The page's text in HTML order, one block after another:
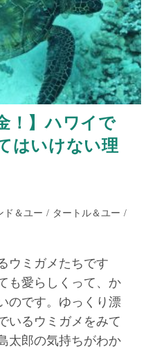
！】ハワイで
はいけない理
ド＆ユー / タートル＆ユー /
ウミガメたちです
も愛らしくって、か
のです。ゆっくり漂
いるウミガメをみて
太郎の気持ちがわか